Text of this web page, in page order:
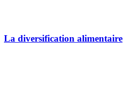
La diversification alimentaire